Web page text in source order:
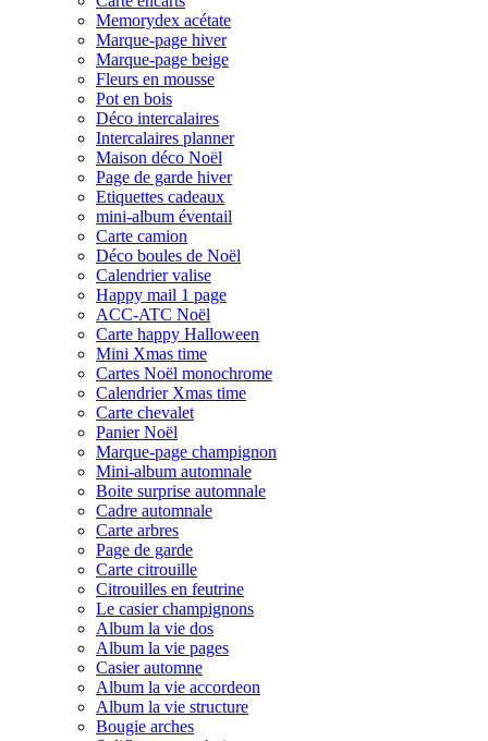
Memorydex acétate
Marque-page hiver
Marque-page beige
Fleurs en mousse
Pot en bois
Déco intercalaires
Intercalaires planner
Maison déco Noël
Page de garde hiver
Etiquettes cadeaux
mini-album éventail
Carte camion
Déco boules de Noël
Calendrier valise
Happy mail 1 page
ACC-ATC Noël
Carte happy Halloween
Mini Xmas time
Cartes Noël monochrome
Calendrier Xmas time
Carte chevalet
Panier Noël
Marque-page champignon
Mini-album automnale
Boite surprise automnale
Cadre automnale
Carte arbres
Page de garde
Carte citrouille
Citrouilles en feutrine
Le casier champignons
Album la vie dos
Album la vie pages
Casier automne
Album la vie accordeon
Album la vie structure
Bougie arches